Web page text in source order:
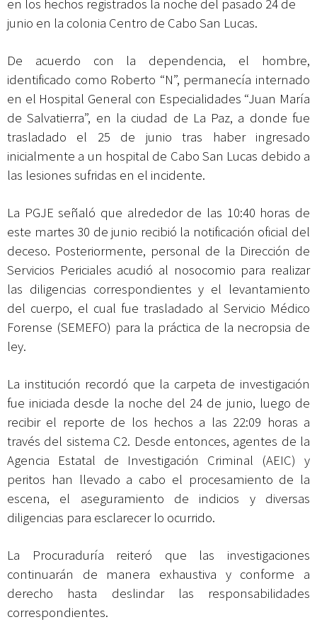
en los hechos registrados la noche del pasado 24 de
junio en la colonia Centro de Cabo San Lucas.
De acuerdo con la dependencia, el hombre,
identificado como Roberto “N”, permanecía internado
en el Hospital General con Especialidades “Juan María
de Salvatierra”, en la ciudad de La Paz, a donde fue
trasladado el 25 de junio tras haber ingresado
inicialmente a un hospital de Cabo San Lucas debido a
las lesiones sufridas en el incidente.
La PGJE señaló que alrededor de las 10:40 horas de
este martes 30 de junio recibió la notificación oficial del
deceso. Posteriormente, personal de la Dirección de
Servicios Periciales acudió al nosocomio para realizar
las diligencias correspondientes y el levantamiento
del cuerpo, el cual fue trasladado al Servicio Médico
Forense (SEMEFO) para la práctica de la necropsia de
ley.
La institución recordó que la carpeta de investigación
fue iniciada desde la noche del 24 de junio, luego de
recibir el reporte de los hechos a las 22:09 horas a
través del sistema C2. Desde entonces, agentes de la
Agencia Estatal de Investigación Criminal (AEIC) y
peritos han llevado a cabo el procesamiento de la
escena, el aseguramiento de indicios y diversas
diligencias para esclarecer lo ocurrido.
La Procuraduría reiteró que las investigaciones
continuarán de manera exhaustiva y conforme a
derecho hasta deslindar las responsabilidades
correspondientes.